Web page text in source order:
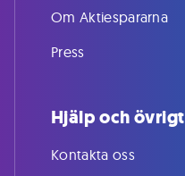
Om Aktiespararna
Press
Hjälp och övrigt
Kontakta oss